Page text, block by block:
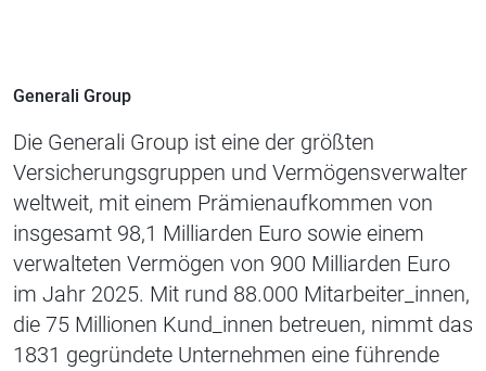
Generali Group
Die Generali Group ist eine der größten
Versicherungsgruppen und Vermögensverwalter
weltweit, mit einem Prämienaufkommen von
insgesamt 98,1 Milliarden Euro sowie einem
verwalteten Vermögen von 900 Milliarden Euro
im Jahr 2025. Mit rund 88.000 Mitarbeiter_innen,
die 75 Millionen Kund_innen betreuen, nimmt das
1831 gegründete Unternehmen eine führende